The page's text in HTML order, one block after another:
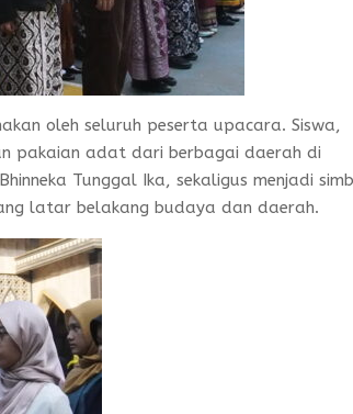
oleh seluruh peserta upacara. Siswa,
pakaian adat dari berbagai daerah di
Tunggal Ika, sekaligus menjadi
latar belakang budaya dan daerah.